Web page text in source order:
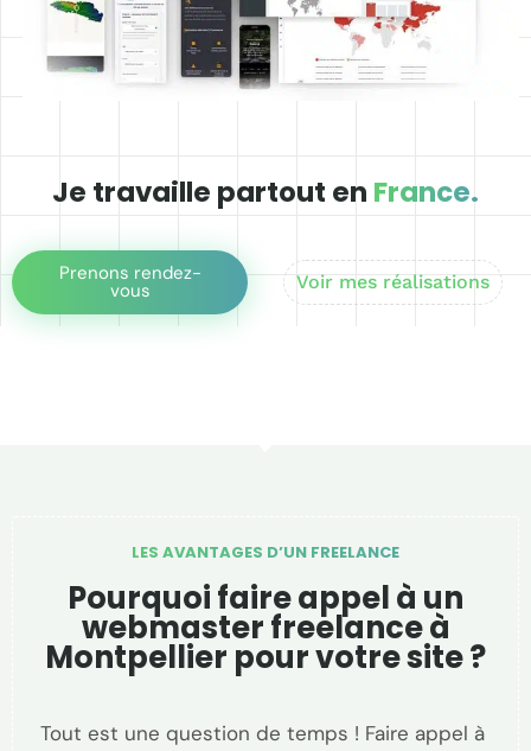
Je travaille partout en France.
Prenons rendez-
vous Voir mes réalisations
LES AVANTAGES D’UN FREELANCE
Pourquoi faire appel à un
webmaster freelance à
Montpellier pour votre site ?
Tout est une question de temps ! Faire appel à